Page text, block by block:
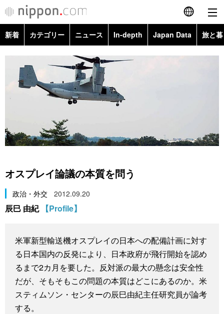
English
Español
カテゴリー
国際
社会
文化
科学・技術
暮らし
アーカイブ
Japan Data
旅と暮らし
動画/Live
Books
Cinema
新着 カテゴリー ニュース In-depth Japan Data 旅と
政治・外交
経済・ビジネス
社会
暮らし
スポーツ・東京2020
Topics
東京
オスプレイ論議の本質を問う
政治・外交 2012.09.20
辰巳 由紀 【Profile】
米軍新型輸送機オスプレイの日本への配備計画に対す
る日本国内の反発により、日本政府が飛行開始を認め
るまで2カ月を要した。反対派の最大の懸念は安全性
だが、そもそもこの問題の本質はどこにあるのか。米
スティムソン・センターの辰巳由紀主任研究員が論考
する。